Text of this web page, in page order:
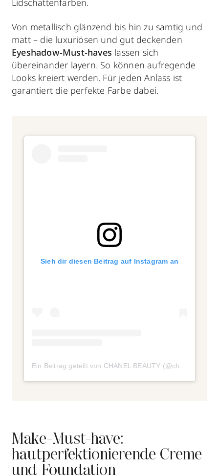
Von metallisch glänzend bis hin zu samtig und
matt – die luxuriösen und gut deckenden
Eyeshadow-Must-haves lassen sich
übereinander layern. So können aufregende
Looks kreiert werden. Für jeden Anlass ist
garantiert die perfekte Farbe dabei.
Sieh dir diesen Beitrag auf Instagram an
Make-Must-have:
hautperfektionierende Creme
und Foundation